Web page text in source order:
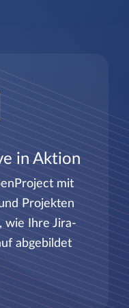
in Aktion
mit
Projekten
wie Ihre Jira-
abgebildet